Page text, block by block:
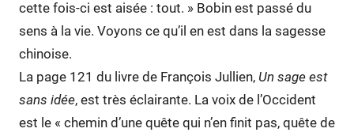
cette fois-ci est aisée : tout. » Bobin est passé du
sens à la vie. Voyons ce qu’il en est dans la sagesse
chinoise.
La page 121 du livre de François Jullien, Un sage est
sans idée, est très éclairante. La voix de l’Occident
est le « chemin d’une quête qui n’en finit pas, quête de